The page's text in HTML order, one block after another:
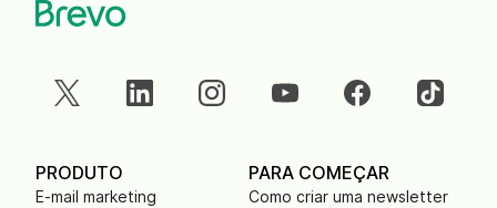
PRODUTO
E-mail marketing
PARA COMEÇAR
Como criar uma newsletter